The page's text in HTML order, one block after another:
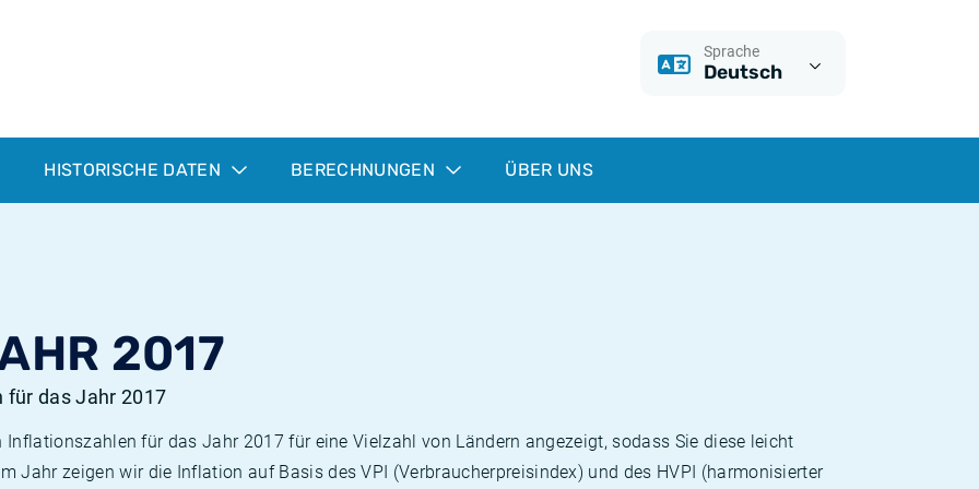
Sprache
Deutsch
HISTORISCHE DATEN BERECHNUNGEN ÜBER UNS
2017
das Jahr 2017
für das Jahr 2017 für eine Vielzahl von Ländern angezeigt, sodass Sie diese leicht
Jahr zeigen wir die Inflation auf Basis des VPI (Verbraucherpreisindex) und des HVPI (harmonisierter